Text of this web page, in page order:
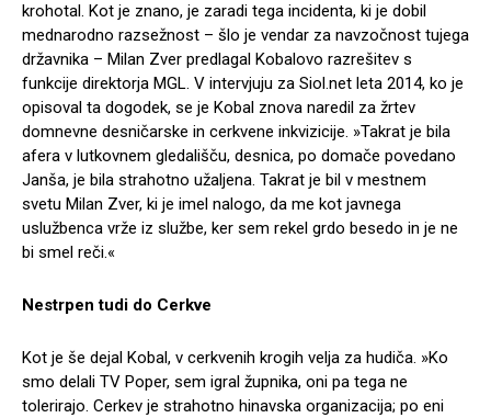
krohotal. Kot je znano, je zaradi tega incidenta, ki je dobil
mednarodno razsežnost – šlo je vendar za navzočnost tujega
državnika – Milan Zver predlagal Kobalovo razrešitev s
funkcije direktorja MGL. V intervjuju za Siol.net leta 2014, ko je
opisoval ta dogodek, se je Kobal znova naredil za žrtev
domnevne desničarske in cerkvene inkvizicije. »Takrat je bila
afera v lutkovnem gledališču, desnica, po domače povedano
Janša, je bila strahotno užaljena. Takrat je bil v mestnem
svetu Milan Zver, ki je imel nalogo, da me kot javnega
uslužbenca vrže iz službe, ker sem rekel grdo besedo in je ne
bi smel reči.«
Nestrpen tudi do Cerkve
Kot je še dejal Kobal, v cerkvenih krogih velja za hudiča. »Ko
smo delali TV Poper, sem igral župnika, oni pa tega ne
tolerirajo. Cerkev je strahotno hinavska organizacija; po eni